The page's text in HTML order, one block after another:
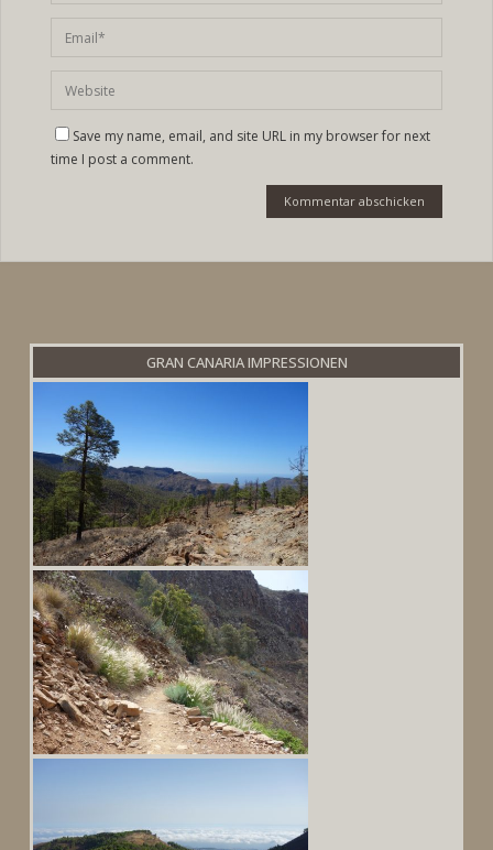
Save my name, email, and site URL in my browser for next
time I post a comment.
GRAN CANARIA IMPRESSIONEN